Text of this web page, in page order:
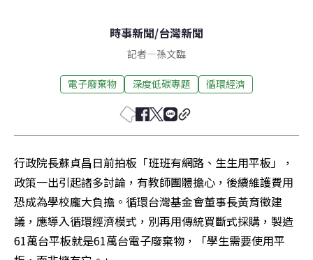
時事新聞/台灣新聞
記者—孫文臨
電子廢棄物 深度低碳專題 循環經濟
行政院長蘇貞昌日前拍板「班班有網路、生生用平板」，
政策一出引起諸多討論，有教師團體擔心，後續維護費用
恐成為學校龐大負擔。循環台灣基金會董事長黃育徵建
議，應導入循環經濟模式，別再用傳統買斷式採購，製造
61萬台平板就是61萬台電子廢棄物，「學生需要使用平